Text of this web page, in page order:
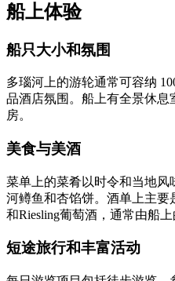
船上体验
船只大小和氛围
多瑙河上的游轮通常可容纳
品酒店氛围。船上有全景休
房。
美食与美酒
菜单上的菜肴以时令和当地
河鳟鱼和杏馅饼。酒单上主要
和Riesling葡萄酒，通常由船上
短途旅行和丰富活动